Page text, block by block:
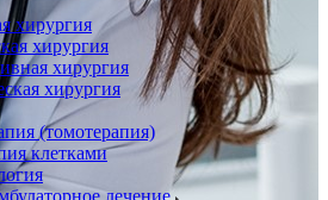
хирургия
хирургия
хирургия
хирургия
(томотерапия)
клетками
лечение